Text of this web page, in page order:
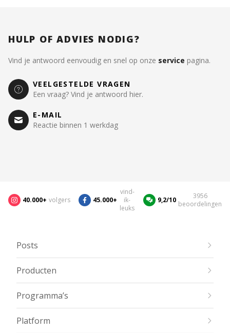
HULP OF ADVIES NODIG?
Vind je antwoord eenvoudig en snel op onze service pagina.
VEELGESTELDE VRAGEN
Een vraag? Vind je antwoord hier.
E-MAIL
Reactie binnen 1 werkdag
40.000+ volgers 45.000+
vind-
ik-
leuks
9,2/10
3956
beoordelingen
Posts
Producten
Programma’s
Platform